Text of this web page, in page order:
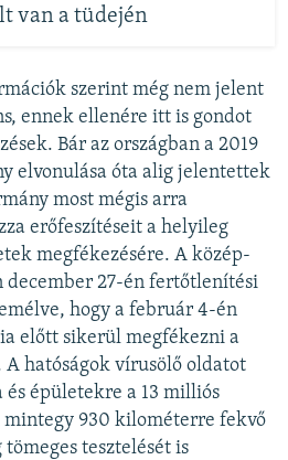
van a tüdején
szerint még nem jelent
ennek ellenére itt is gondot
Bár az országban a 2019
elvonulása óta alig jelentettek
most mégis arra
erőfeszítéseit a helyileg
megfékezésére. A közép-
december 27-én fertőtlenítési
hogy a február 4-én
előtt sikerül megfékezni a
hatóságok vírusölő oldatot
épületekre a 13 milliós
mintegy 930 kilométerre fekvő
tömeges tesztelését is